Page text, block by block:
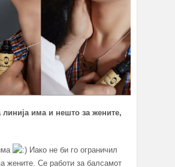
линија има и нешто за жените,
Иако не би го ограничил
жените. Се работи за балсамот